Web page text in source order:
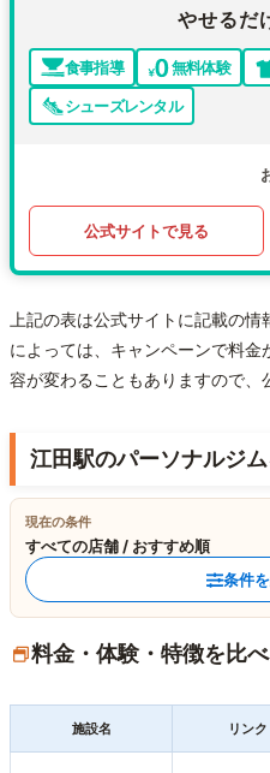
やせるだ
食事指導 無料体験
シューズレンタル
公式サイトで見る
上記の表は公式サイトに記載の
によっては、キャンペーンで料
容が変わることもありますので、
江田駅のパーソナルジ
現在の条件
すべての店舗 / おすすめ順
条件
料金・体験・特徴を比
施設名 リンク